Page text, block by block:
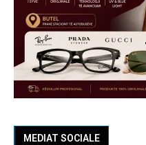
MEDIAT SOCIALE